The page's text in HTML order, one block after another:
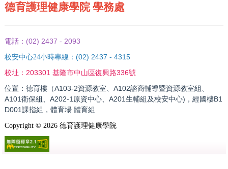
德育護理健康學院 學務處
電話： (02) 2437 - 2093
校安中心24小時專線： (02) 2437 - 4315
校址： 203301 基隆市中山區復興路336號
位置：德育樓（A103-2資源教室、A102諮商輔導暨資源教室組、
A101衛保組、A202-1原資中心、A201生輔組及校安中心)，經國樓B1
D001課指組，體育場 體育組
Copyright © 2026德育護理健康學院